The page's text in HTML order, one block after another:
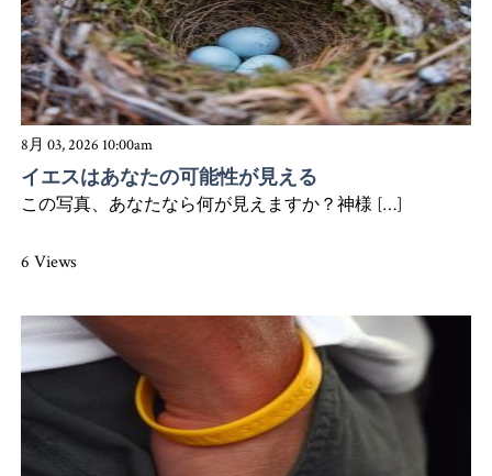
8月 03, 2026 10:00am
イエスはあなたの可能性が見える
この写真、あなたなら何が見えますか？神様 […]
6 Views